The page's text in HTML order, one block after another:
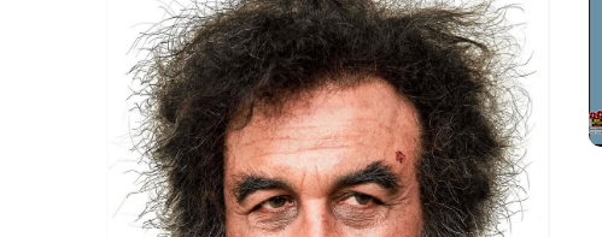
سینمای ایران
فریبا نادری با «تنهاتر از من» به سه
جشنواره بین‌المللی می‌رود
سینمای جهان
دعوت از دو فیلم بلند ایرانی در
سی‌وهشتمین جشنواره